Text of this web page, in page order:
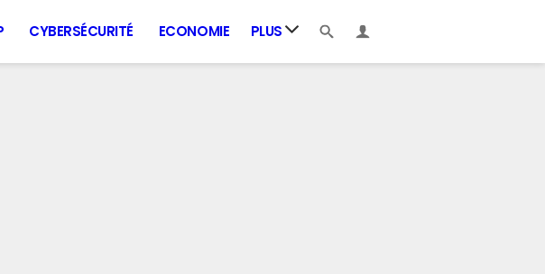
CYBERSÉCURITÉ ECONOMIE PLUS